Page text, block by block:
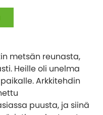
metsän reunasta,
Heille oli unelma
Arkkitehdin
puusta, ja siinä